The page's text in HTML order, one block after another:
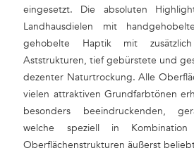
eingesetzt. Die absoluten
Landhausdielen mit
gehobelte Haptik mit zusätzlich
Aststrukturen, tief gebürstete und
dezenter Naturtrockung. Alle
vielen attraktiven Grundfarbtönen
besonders beeindruckenden,
welche speziell in Kombination
Oberflächenstrukturen äußerst